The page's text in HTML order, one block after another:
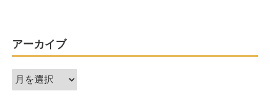
シ
ン
アーカイブ
ア
ー